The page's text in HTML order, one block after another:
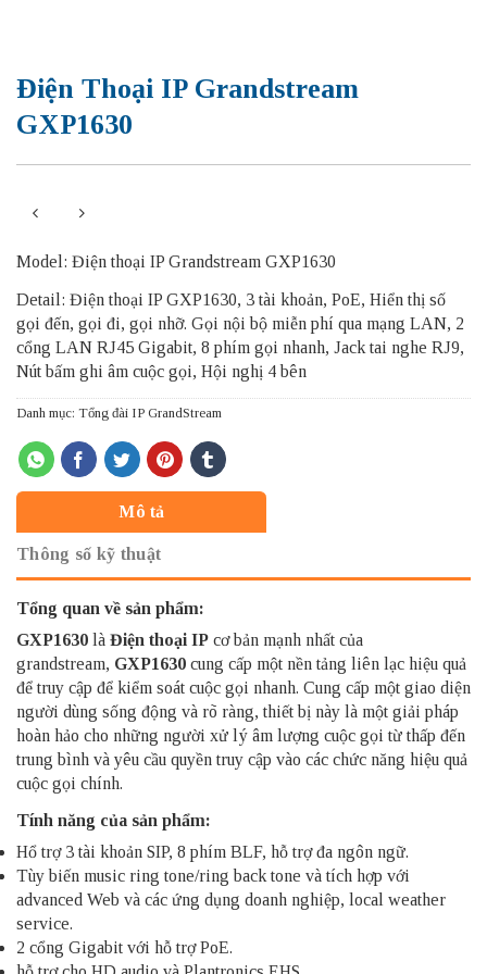
Điện Thoại IP Grandstream
GXP1630
Model: Điện thoại IP Grandstream GXP1630
Detail: Điện thoại IP GXP1630, 3 tài khoản, PoE, Hiển thị số
gọi đến, gọi đi, gọi nhỡ. Gọi nội bộ miễn phí qua mạng LAN, 2
cổng LAN RJ45 Gigabit, 8 phím gọi nhanh, Jack tai nghe RJ9,
Nút bấm ghi âm cuộc gọi, Hội nghị 4 bên
Danh mục: Tổng đài IP GrandStream
Mô tả
Thông số kỹ thuật
Tổng quan về sản phẩm:
GXP1630 là Điện thoại IP cơ bản mạnh nhất của
grandstream, GXP1630 cung cấp một nền tảng liên lạc hiệu quả
để truy cập để kiểm soát cuộc gọi nhanh. Cung cấp một giao diện
người dùng sống động và rõ ràng, thiết bị này là một giải pháp
hoàn hảo cho những người xử lý âm lượng cuộc gọi từ thấp đến
trung bình và yêu cầu quyền truy cập vào các chức năng hiệu quả
cuộc gọi chính.
Tính năng của sản phẩm:
Hổ trợ 3 tài khoản SIP, 8 phím BLF, hỗ trợ đa ngôn ngữ.
Tùy biến music ring tone/ring back tone và tích hợp với
advanced Web và các ứng dụng doanh nghiệp, local weather
service.
2 cổng Gigabit với hỗ trợ PoE.